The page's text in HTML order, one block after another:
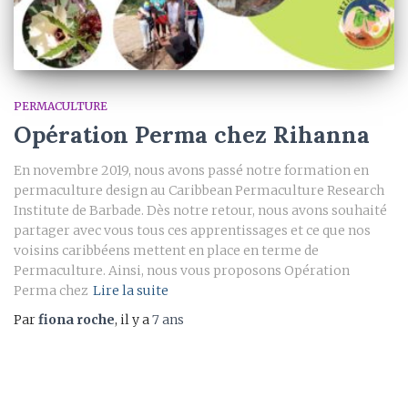
PERMACULTURE
Opération Perma chez Rihanna
En novembre 2019, nous avons passé notre formation en
permaculture design au Caribbean Permaculture Research
Institute de Barbade. Dès notre retour, nous avons souhaité
partager avec vous tous ces apprentissages et ce que nos
voisins caribbéens mettent en place en terme de
Permaculture. Ainsi, nous vous proposons Opération
Perma chez Lire la suite
Parfiona roche, il y a7 ans